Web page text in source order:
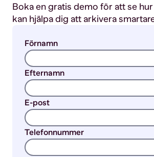
Boka en gratis demo för att se
kan hjälpa dig att arkivera
Förnamn
Efternamn
E-post
Telefonnummer